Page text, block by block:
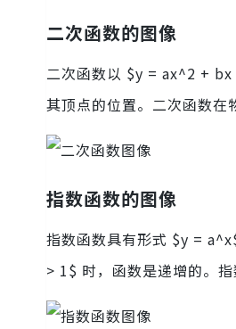
二次函数的图像
二次函数以 $y = ax^2 +
其顶点的位置。二次函数在
指数函数的图像
指数函数具有形式 $y =
> 1$ 时，函数是递增的。